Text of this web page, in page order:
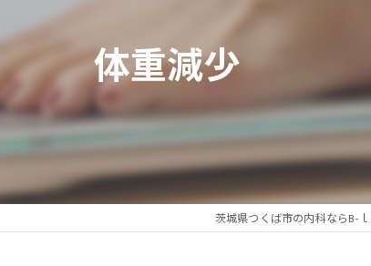
ダイエット
ンC点滴療法
プログラム
グラム
イク
尿有機酸検査
唾液コルチゾール検査
体重減少
茨城県つくば市の内科ならB-